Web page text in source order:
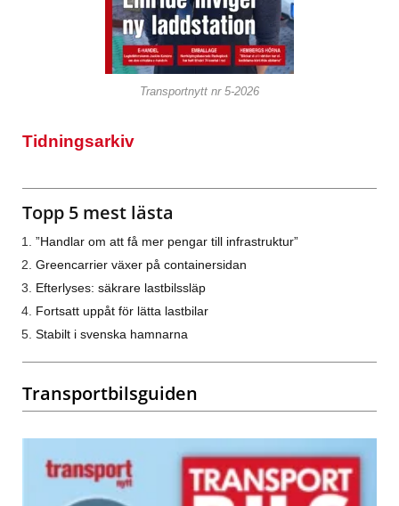
Transportnytt nr 5-2026
Tidningsarkiv
Topp 5 mest lästa
”Handlar om att få mer pengar till infrastruktur”
Greencarrier växer på containersidan
Efterlyses: säkrare lastbilssläp
Fortsatt uppåt för lätta lastbilar
Stabilt i svenska hamnarna
Transportbilsguiden